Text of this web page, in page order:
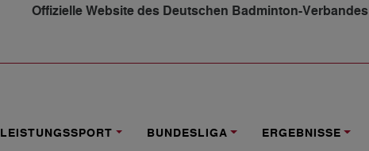
Offizielle Website des Deutschen Badminton-Verbandes
LEISTUNGSSPORT BUNDESLIGA ERGEBNISSE